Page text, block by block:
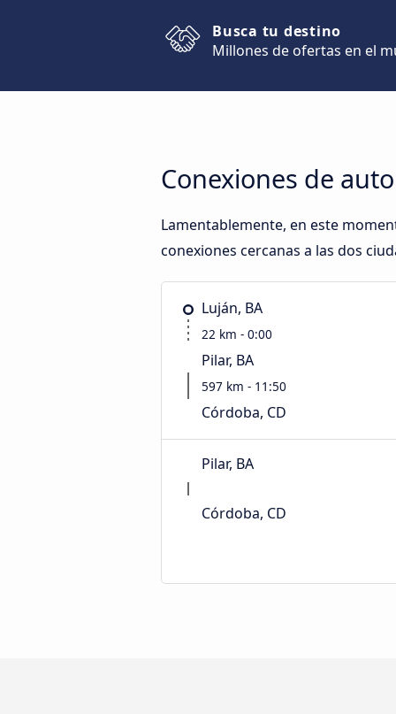
Busca tu destino
Millones de ofertas en el
Conexiones de
Lamentablemente, en este
conexiones cercanas a las dos
Luján, BA
22 km - 0:00
Pilar, BA
597 km - 11:50
Córdoba, CD
Pilar, BA
Córdoba, CD